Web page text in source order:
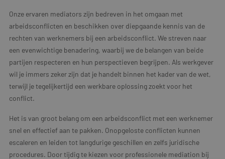
Onze ervaren mediators zijn bedreven in het omgaan met
arbeidsconflicten en beschikken over diepgaande kennis van de
rechten van werknemers bij een arbeidsconflict. We streven naar
een evenwichtige benadering, waarbij we de belangen van beide
partijen respecteren en hun perspectieven begrijpen. Als werkgever
wil je immers zeker zijn dat je handelt binnen het kader van de wet,
terwijl je tegelijkertijd een werkbare oplossing zoekt voor het
conflict.
Het is van groot belang om een arbeidsconflict met een werknemer
snel en effectief aan te pakken. Onopgeloste conflicten kunnen
escaleren en leiden tot langdurige geschillen en zelfs juridische
procedures. Door tijdig te kiezen voor professionele mediation bij